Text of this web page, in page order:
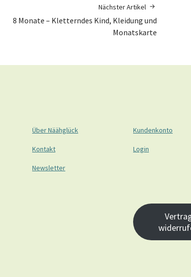
Nächster Artikel
8 Monate – Kletterndes Kind, Kleidung und
Monatskarte
Über Näähglück
Kontakt
Newsletter
Kundenkonto
Login